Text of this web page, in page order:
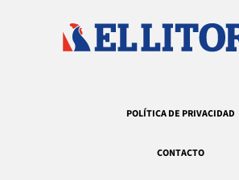
POLÍTICA DE PRIVACIDAD
CONTACTO